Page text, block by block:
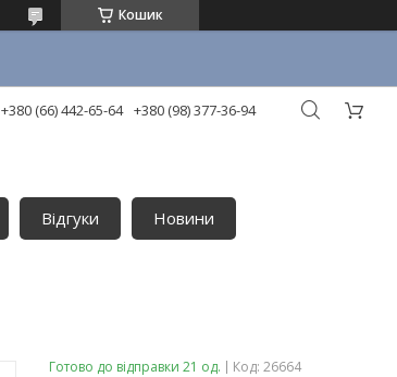
Кошик
+380 (66) 442-65-64 +380 (98) 377-36-94
Відгуки Новини
Готово до відправки 21 од. Код: 26664